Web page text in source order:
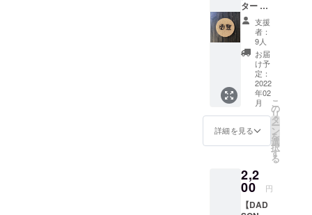
メール
にてお
礼の
メッ
セージ
付き。
※支援金
額は、
申し込
み時に
「上乗
せ支
ちろ
ん、お
気持ち
で構い
ター 】
札幌の
ショッ
Gliimy
からの
サポー
トアイ
テム！
※支援金
額は、
申し込
み時に
「上乗
援」が
可能で
す。 も
ちろ
支援
者：
9人
お届
け予
定：
2022
年02
月
詳細を見る
こ
の
リ
タ
ー
ン
を
選
択
す
る
2,2
00 円
【DAD